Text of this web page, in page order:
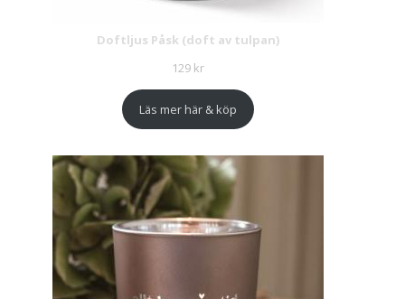
Doftljus Påsk (doft av tulpan)
129 kr
Läs mer här & köp